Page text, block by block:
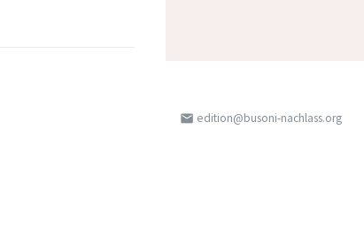
email edition@busoni-nachlass.org